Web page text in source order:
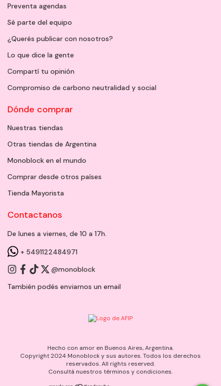
Preventa agendas
Sé parte del equipo
¿Querés publicar con nosotros?
Lo que dice la gente
Compartí tu opinión
Compromiso de carbono neutralidad y social
Dónde comprar
Nuestras tiendas
Otras tiendas de Argentina
Monoblock en el mundo
Comprar desde otros países
Tienda Mayorista
Contactanos
De lunes a viernes, de 10 a 17h.
+ 5491122484971
@monoblock
También podés enviarnos un email
Hecho con amor en Buenos Aires, Argentina.
Copyright 2024 Monoblock y sus autores. Todos los derechos
reservados. All rights reserved.
Consultá nuestros términos y condiciones.